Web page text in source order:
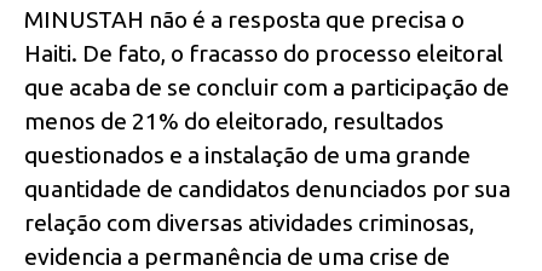
MINUSTAH não é a resposta que precisa o
Haiti. De fato, o fracasso do processo eleitoral
que acaba de se concluir com a participação de
menos de 21% do eleitorado, resultados
questionados e a instalação de uma grande
quantidade de candidatos denunciados por sua
relação com diversas atividades criminosas,
evidencia a permanência de uma crise de